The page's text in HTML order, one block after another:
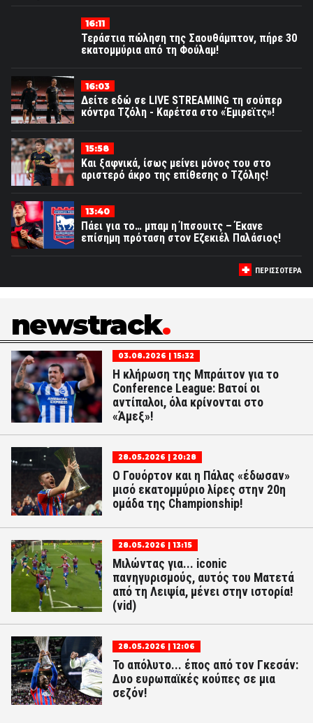
16:11
Τεράστια πώληση της Σαουθάμπτον, πήρε 30
εκατομμύρια από τη Φούλαμ!
16:03
Δείτε εδώ σε LIVE STREAMING τη σούπερ
κόντρα Τζόλη - Καρέτσα στο «Έμιρεϊτς»!
15:58
Και ξαφνικά, ίσως μείνει μόνος του στο
αριστερό άκρο της επίθεσης ο Τζόλης!
13:40
Πάει για το… μπαμ η Ίπσουιτς – Έκανε
επίσημη πρόταση στον Εζεκιέλ Παλάσιος!
ΠΕΡΙΣΣΟΤΕΡΑ
newstrack
03.08.2026 | 15:32
Η κλήρωση της Μπράιτον για το
Conference League: Βατοί οι
αντίπαλοι, όλα κρίνονται στο
«Άμεξ»!
28.05.2026 | 20:28
Ο Γουόρτον και η Πάλας «έδωσαν»
μισό εκατομμύριο λίρες στην 20η
ομάδα της Championship!
28.05.2026 | 13:15
Μιλώντας για... iconic
πανηγυρισμούς, αυτός του Ματετά
από τη Λειψία, μένει στην ιστορία!
(vid)
28.05.2026 | 12:06
Το απόλυτο... έπος από τον Γκεσάν:
Δυο ευρωπαϊκές κούπες σε μια
σεζόν!